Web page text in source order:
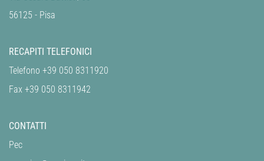
56125 - Pisa
RECAPITI TELEFONICI
Telefono +39 050 8311920
Fax +39 050 8311942
CONTATTI
Pec